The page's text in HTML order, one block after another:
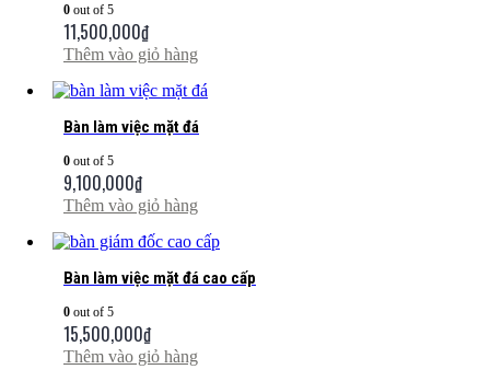
0 out of 5
11,500,000₫
Thêm vào giỏ hàng
Bàn làm việc mặt đá
0 out of 5
9,100,000₫
Thêm vào giỏ hàng
Bàn làm việc mặt đá cao cấp
0 out of 5
15,500,000₫
Thêm vào giỏ hàng